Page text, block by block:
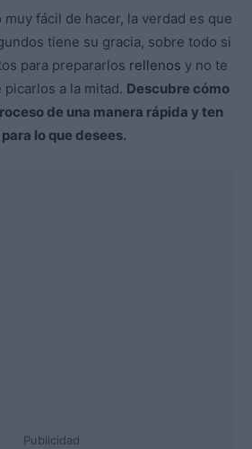
fácil de hacer, la verdad es que
tiene su gracia, sobre todo si
para prepararlos rellenos y no te
a la mitad. Descubre cómo
de una manera rápida y ten
lo que desees.
Publicidad